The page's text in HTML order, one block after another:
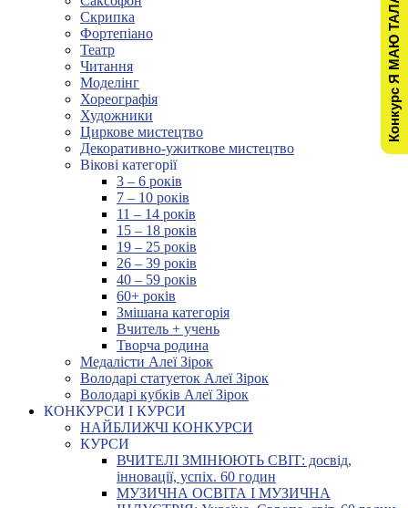
Скрипка
Фортепіано
Театр
Читання
Моделінг
Хореографія
Художники
Циркове мистецтво
Декоративно-ужиткове мистецтво
Вікові категорії
3 – 6 років
7 – 10 років
11 – 14 років
15 – 18 років
19 – 25 років
26 – 39 років
40 – 59 років
60+ років
Змішана категорія
Вчитель + учень
Творча родина
Медалісти Алеї Зірок
Володарі статуеток Алеї Зірок
Володарі кубків Алеї Зірок
КОНКУРСИ І КУРСИ
НАЙБЛИЖЧІ КОНКУРСИ
КУРСИ
ВЧИТЕЛІ ЗМІНЮЮТЬ СВІТ: досвід,
інновації, успіх. 60 годин
МУЗИЧНА ОСВІТА І МУЗИЧНА
Конкурс Я МАЮ ТАЛАНТ!